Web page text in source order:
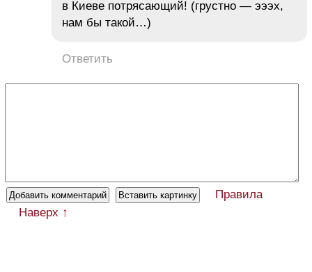
в Киеве потрясающий! (грустно — эээх,
нам бы такой…)
Ответить
Правила
Наверх ↑